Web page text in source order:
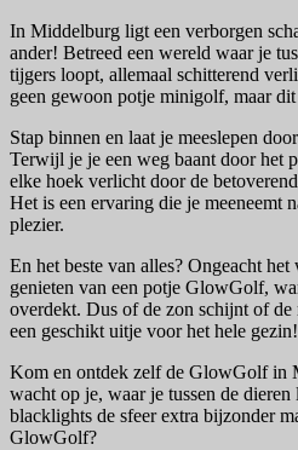
In Middelburg ligt een verborgen
ander! Betreed een wereld waar je
tijgers loopt, allemaal schitterend
geen gewoon potje minigolf, maar
Stap binnen en laat je meeslepen
Terwijl je je een weg baant door het
elke hoek verlicht door de
Het is een ervaring die je meeneemt
plezier.
En het beste van alles? Ongeacht
genieten van een potje GlowGolf,
overdekt. Dus of de zon schijnt of
een geschikt uitje voor het hele gezin!
Kom en ontdek zelf de GlowGolf in
wacht op je, waar je tussen de
blacklights de sfeer extra bijzonder
GlowGolf?